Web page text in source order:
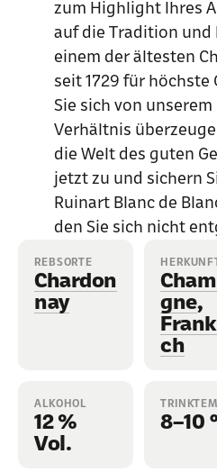
zum Highlight Ihres
auf die Tradition und
einem der ältesten
seit 1729 für
Sie sich von
Verhältnis
die Welt des guten
jetzt zu und sichern
Ruinart Blanc de
den Sie sich nicht
REBSORTE
Chardon
nay
gne,
ch
ALKOHOL
12 %
Vol.
8–10